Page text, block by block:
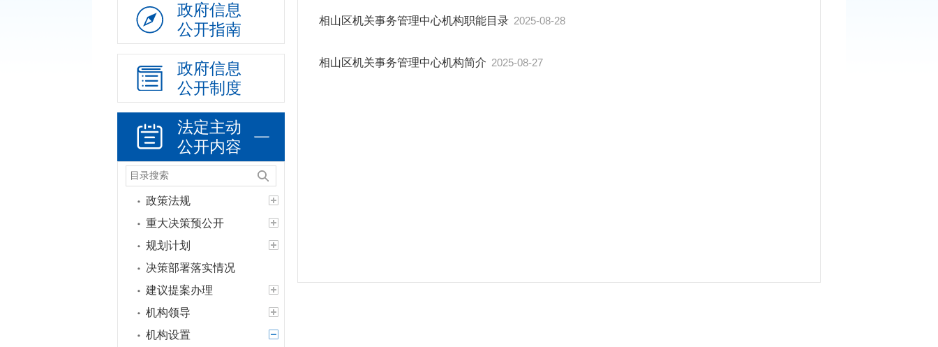
政府信息
公开指南
政府信息
公开制度
法定主动
公开内容
政策法规
重大决策预公开
规划计划
决策部署落实情况
建议提案办理
机构领导
机构设置
相山区机关事务管理中心机构职能目录 2025-08-28
相山区机关事务管理中心机构简介 2025-08-27